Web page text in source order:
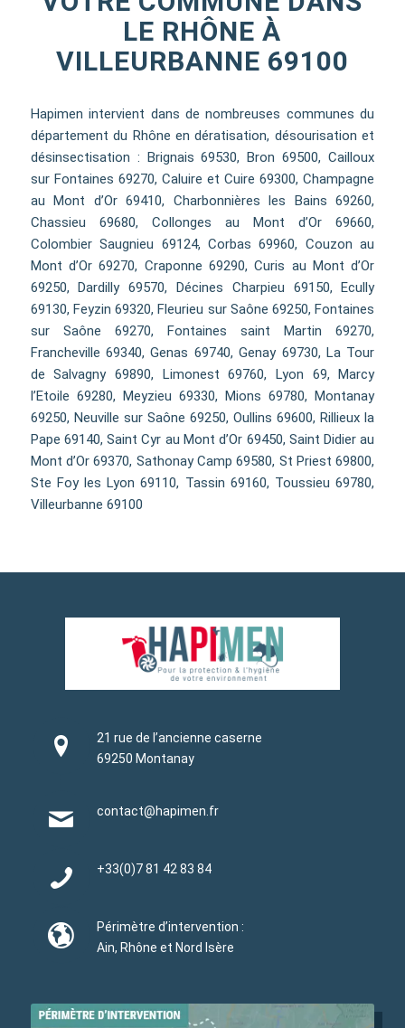
LE RHÔNE À
VILLEURBANNE 69100
Hapimen intervient dans de nombreuses communes du
département du Rhône en dératisation, désourisation et
désinsectisation : Brignais 69530, Bron 69500, Cailloux
sur Fontaines 69270, Caluire et Cuire 69300, Champagne
au Mont d’Or 69410, Charbonnières les Bains 69260,
Chassieu 69680, Collonges au Mont d’Or 69660,
Colombier Saugnieu 69124, Corbas 69960, Couzon au
Mont d’Or 69270, Craponne 69290, Curis au Mont d’Or
69250, Dardilly 69570, Décines Charpieu 69150, Ecully
69130, Feyzin 69320, Fleurieu sur Saône 69250, Fontaines
sur Saône 69270, Fontaines saint Martin 69270,
Francheville 69340, Genas 69740, Genay 69730, La Tour
de Salvagny 69890, Limonest 69760, Lyon 69, Marcy
l’Etoile 69280, Meyzieu 69330, Mions 69780, Montanay
69250, Neuville sur Saône 69250, Oullins 69600, Rillieux la
Pape 69140, Saint Cyr au Mont d’Or 69450, Saint Didier au
Mont d’Or 69370, Sathonay Camp 69580, St Priest 69800,
Ste Foy les Lyon 69110, Tassin 69160, Toussieu 69780,
Villeurbanne 69100
21 rue de l’ancienne caserne
69250 Montanay
contact@hapimen.fr
+33(0)7 81 42 83 84
Périmètre d’intervention :
Ain, Rhône et Nord Isère